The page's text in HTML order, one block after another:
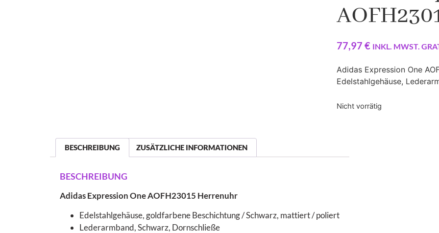
77,97 € INKL. MWST.
Adidas Expression One
Edelstahlgehäuse,
Nicht vorrätig
BESCHREIBUNG ZUSÄTZLICHE INFORMATIONEN
BESCHREIBUNG
Adidas Expression One AOFH23015 Herrenuhr
Edelstahlgehäuse, goldfarbene Beschichtung / Schwarz, mattiert / poliert
Lederarmband, Schwarz, Dornschließe